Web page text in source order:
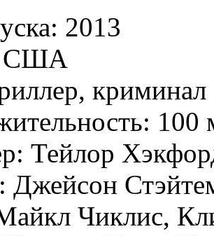
2013
США
криминал
100
Тейлор
Джейсон
Чиклис,